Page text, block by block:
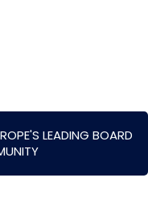
LEADING BOARD